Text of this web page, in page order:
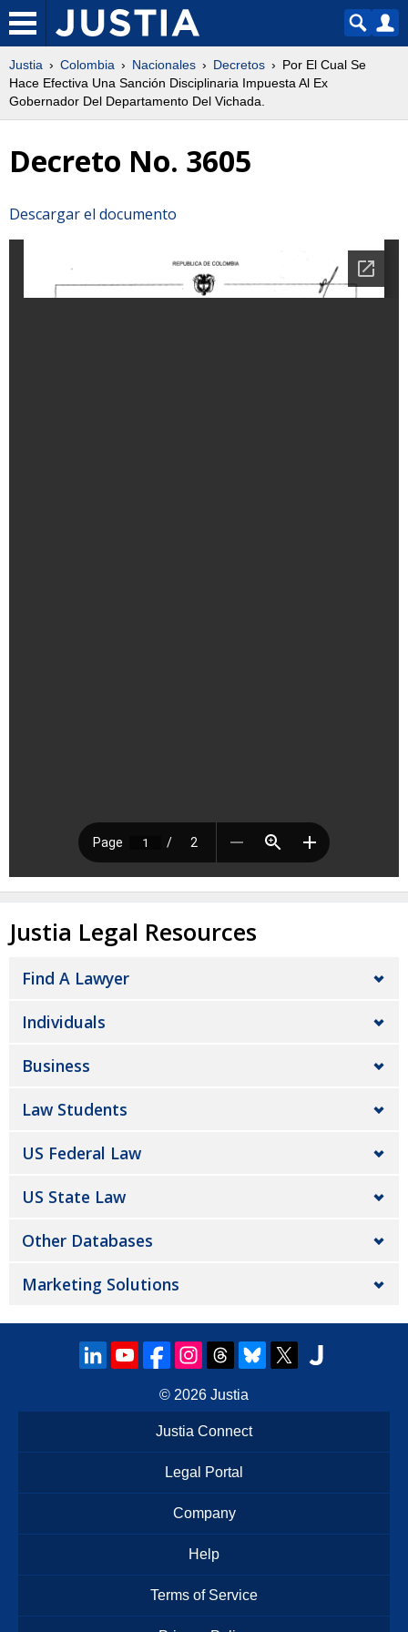
Justia Colombia Nacionales Decretos
Por El Cual Se
Hace Efectiva Una Sanción Disciplinaria Impuesta Al Ex
Gobernador Del Departamento Del Vichada.
Decreto No. 3605
Descargar el documento
Justia Legal Resources
Find A Lawyer
Individuals
Business
Law Students
US Federal Law
US State Law
Other Databases
Marketing Solutions
© 2026 Justia
Justia Connect
Legal Portal
Company
Help
Terms of Service